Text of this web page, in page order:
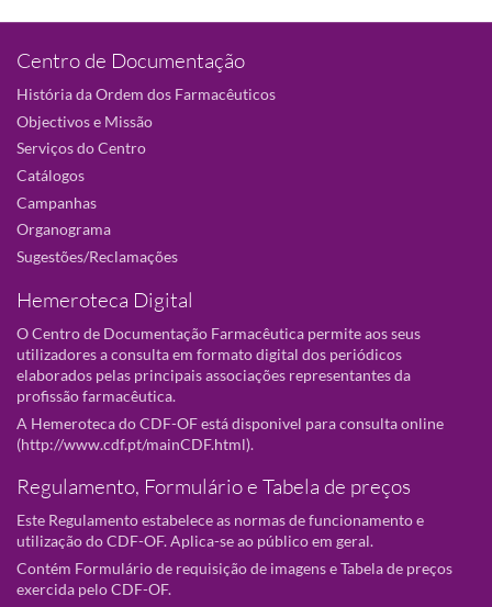
Centro de Documentação
História da Ordem dos Farmacêuticos
Objectivos e Missão
Serviços do Centro
Catálogos
Campanhas
Organograma
Sugestões/Reclamações
Hemeroteca Digital
O Centro de Documentação Farmacêutica permite aos seus
utilizadores a consulta em formato digital dos periódicos
elaborados pelas principais associações representantes da
profissão farmacêutica.
A Hemeroteca do CDF-OF está disponivel para consulta online
(http://www.cdf.pt/mainCDF.html).
Regulamento, Formulário e Tabela de preços
Este Regulamento estabelece as normas de funcionamento e
utilização do CDF-OF. Aplica-se ao público em geral.
Contém Formulário de requisição de imagens e Tabela de preços
exercida pelo CDF-OF.